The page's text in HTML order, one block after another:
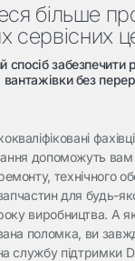
більше
сервісних
спосіб забезпечити
вантажівки без
допоможуть
технічного
для будь-
виробництва. А
поломка, ви
службу підтримки